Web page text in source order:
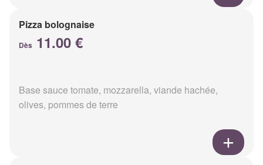
Pizza bolognaise
Dès 11.00 €
Base sauce tomate, mozzarella, viande hachée,
olives, pommes de terre